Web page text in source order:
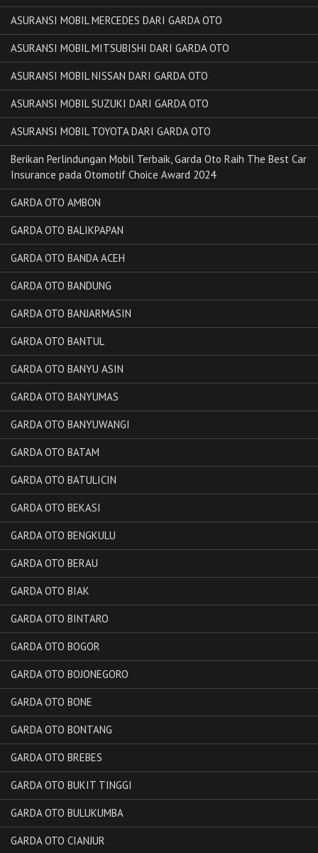
ASURANSI MOBIL MERCEDES DARI GARDA OTO
ASURANSI MOBIL MITSUBISHI DARI GARDA OTO
ASURANSI MOBIL NISSAN DARI GARDA OTO
ASURANSI MOBIL SUZUKI DARI GARDA OTO
ASURANSI MOBIL TOYOTA DARI GARDA OTO
Berikan Perlindungan Mobil Terbaik, Garda Oto Raih The Best Car
Insurance pada Otomotif Choice Award 2024
GARDA OTO AMBON
GARDA OTO BALIKPAPAN
GARDA OTO BANDA ACEH
GARDA OTO BANDUNG
GARDA OTO BANJARMASIN
GARDA OTO BANTUL
GARDA OTO BANYU ASIN
GARDA OTO BANYUMAS
GARDA OTO BANYUWANGI
GARDA OTO BATAM
GARDA OTO BATULICIN
GARDA OTO BEKASI
GARDA OTO BENGKULU
GARDA OTO BERAU
GARDA OTO BIAK
GARDA OTO BINTARO
GARDA OTO BOGOR
GARDA OTO BOJONEGORO
GARDA OTO BONE
GARDA OTO BONTANG
GARDA OTO BREBES
GARDA OTO BUKIT TINGGI
GARDA OTO BULUKUMBA
GARDA OTO CIANJUR